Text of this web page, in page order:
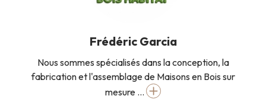
Frédéric Garcia
Nous sommes spécialisés dans la conception, la
fabrication et l'assemblage de Maisons en Bois sur
mesure ...